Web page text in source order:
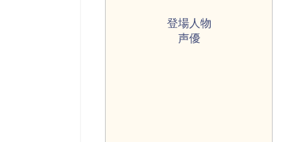
登場人物
声優